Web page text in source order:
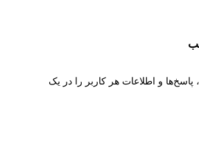
پاسخ‌ها و اطلاعات هر کاربر را در یک